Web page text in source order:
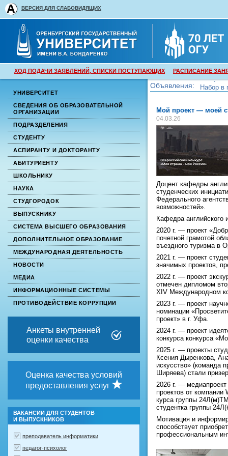
ВЕРСИЯ ДЛЯ СЛАБОВИДЯЩИХ
ХОД ПОДАЧИ ЗАЯВЛЕНИЙ, СПИСКИ ПОСТУПАЮЩИХ РАСПИСАНИЕ
УНИВЕРСИТЕТ
СВЕДЕНИЯ ОБ ОБРАЗОВАТЕЛЬНОЙ
ОРГАНИЗАЦИИ
ПОДРАЗДЕЛЕНИЯ
СТУДЕНТУ
АСПИРАНТУ И ДОКТОРАНТУ
АБИТУРИЕНТУ
ШКОЛЬНИКУ
НАУКА
СТУДГОРОДОК
ВЫПУСКНИКУ
СИСТЕМА ВЫСШЕГО ОБРАЗОВАНИЯ
ДОПОЛНИТЕЛЬНОЕ ОБРАЗОВАНИЕ
МЕЖДУНАРОДНАЯ ДЕЯТЕЛЬНОСТЬ
НОВОСТИ
МЕДИА
ИНФОРМАЦИОННЫЕ СИСТЕМЫ
ПРОТИВОДЕЙСТВИЕ КОРРУПЦИИ
Анкеты внутренней
оценки качества
Оценка качества условий
предоставления услуг
ВАКАНСИИ ДЛЯ СТУДЕНТОВ
И ВЫПУСКНИКОВ
преподаватель информатики
педагог-психолог
Объявления:
Набор в
Мой проект — моей
04.03.26
Доцент кафедры
студенческих
Федерального
возможностей».
Кафедра английского
2020 г. — проект
почетной грамотой
въездного туризма в
2021 г. — проект
значимых проектов,
2022 г. — проект
отмечен дипломом
XIV Международном
2023 г. — проект
номинации
проект» в г. Уфа.
2024 г. — проект
конкурса конкурса
2025 г. — проекты
Ксения Дыренкова,
искусство» (команда
Ширяева) стали
2026 г. —
проектов от
курса группы
студентка группы
Мотивация и
способствует
профессиональным